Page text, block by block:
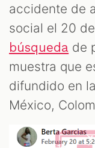
accidente de
social el 20
búsqueda de
muestra que
difundido en
México,